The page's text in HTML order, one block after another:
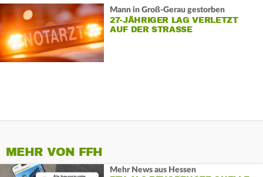
Mann in Groß-Gerau gestorben
27-JÄHRIGER LAG VERLETZT
AUF DER STRASSE
MEHR VON FFH
Mehr News aus Hessen